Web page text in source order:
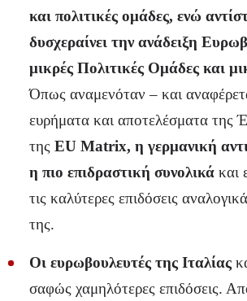
και πολιτικές ομάδες, ενώ
δυσχεραίνει την ανάδειξη
μικρές Πολιτικές Ομάδες και
Όπως αναμενόταν – και
ευρήματα και αποτελέσματα της
της EU Matrix, η γερμανική
η πιο επιδραστική συνολικά και
τις καλύτερες επιδόσεις
της.
Οι ευρωβουλευτές της Ιταλίας
σαφώς χαμηλότερες επιδόσεις.